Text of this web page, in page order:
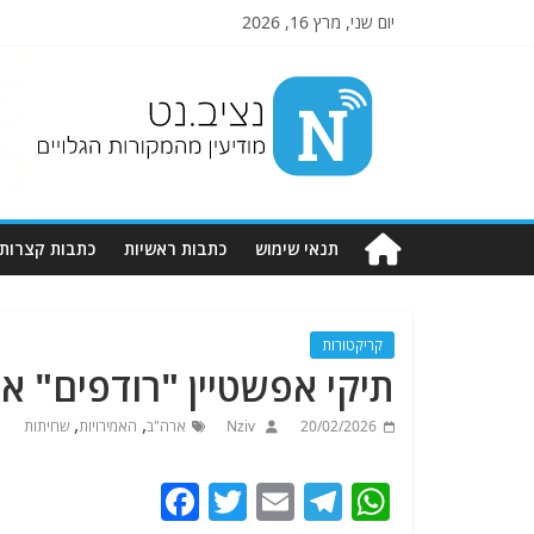
יום שני, מרץ 16, 2026
Nziv.net
מודיעין
מהמקורות
תנאי שימוש כתבות ראשיות כתבות קצרות
קריקטורות
תיקי אפשטיין "רודפים"
20/02/2026
Nziv ארה"ב, האמירויות, שחיתות
W
T
E
T